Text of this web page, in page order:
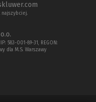
583-001-89-31, REGON:
dla M.S. Warszawy